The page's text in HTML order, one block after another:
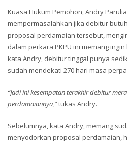
Kuasa Hukum Pemohon, Andry
mempermasalahkan jika debitur
proposal perdamaian tersebut,
dalam perkara PKPU ini memang
kata Andry, debitur tinggal punya
sudah mendekati 270 hari masa
“Jadi ini kesempatan terakhir debitur
perdamaiannya,”tukas Andry.
Sebelumnya, kata Andry, memang
menyodorkan proposal perdamaian,